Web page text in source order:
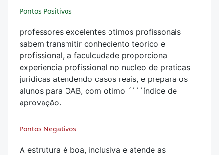
Pontos Positivos
professores excelentes otimos profissonais
sabem transmitir conheciento teorico e
profissional, a faculcudade proporciona
experiencia profissional no nucleo de praticas
juridicas atendendo casos reais, e prepara os
alunos para OAB, com otimo ´´´´índice de
aprovação.
Pontos Negativos
A estrutura é boa, inclusiva e atende as